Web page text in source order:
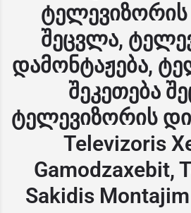
ტელევიზორის
შეცვლა,
დამონტაჟება,
შეკეთება
ტელევიზორის
Televizoris
Gamodzaxebit,
Sakidis